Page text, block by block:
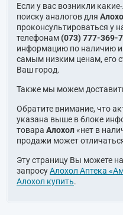
Если у вас возникли
поиску аналогов для
проконсультироваться у
телефонам (073) 777-369-7
информацию по наличию и
самым низким ценам, его
Ваш город.
Также мы можем
Обратите внимание, что
указана выше в блоке
товара Алохол«нет в
продажи может
Эту страницу Вы можете
запросуАлохол Аптека
Алохол купить.